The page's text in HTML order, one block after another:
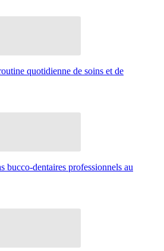
quotidienne de soins et de
bucco-dentaires professionnels au